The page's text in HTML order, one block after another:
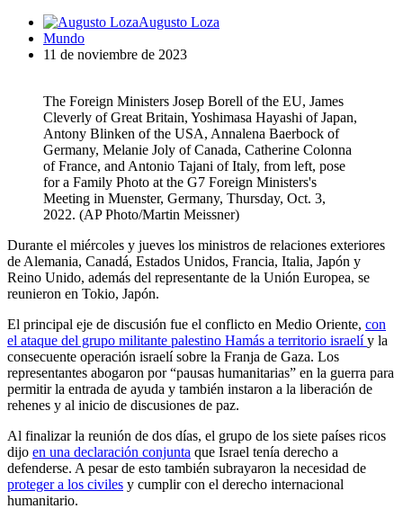
Augusto Loza
Mundo
11 de noviembre de 2023
The Foreign Ministers Josep Borell of the EU, James
Cleverly of Great Britain, Yoshimasa Hayashi of Japan,
Antony Blinken of the USA, Annalena Baerbock of
Germany, Melanie Joly of Canada, Catherine Colonna
of France, and Antonio Tajani of Italy, from left, pose
for a Family Photo at the G7 Foreign Ministers's
Meeting in Muenster, Germany, Thursday, Oct. 3,
2022. (AP Photo/Martin Meissner)
Durante el miércoles y jueves los ministros de relaciones exteriores
de Alemania, Canadá, Estados Unidos, Francia, Italia, Japón y
Reino Unido, además del representante de la Unión Europea, se
reunieron en Tokio, Japón.
El principal eje de discusión fue el conflicto en Medio Oriente, con
el ataque del grupo militante palestino Hamás a territorio israelíy la
consecuente operación israelí sobre la Franja de Gaza. Los
representantes abogaron por “pausas humanitarias” en la guerra para
permitir la entrada de ayuda y también instaron a la liberación de
rehenes y al inicio de discusiones de paz.
Al finalizar la reunión de dos días, el grupo de los siete países ricos
dijo en una declaración conjunta que Israel tenía derecho a
defenderse. A pesar de esto también subrayaron la necesidad de
proteger a los civiles y cumplir con el derecho internacional
humanitario.